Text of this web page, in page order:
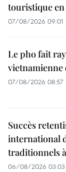
touristique en
07/08/2026 09:01
Le pho fait
vietnamienne
07/08/2026 08:57
Succès
international
traditionnels
06/08/2026 03:03